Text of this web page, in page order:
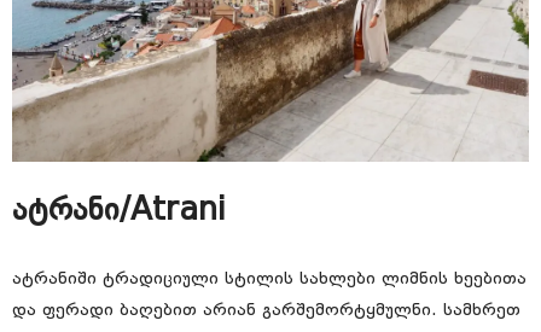
ატრანი/Atrani
ატრანიში ტრადიციული სტილის სახლები ლიმნის ხეებითა
და ფერადი ბაღებით არიან გარშემორტყმულნი. სამხრეთ